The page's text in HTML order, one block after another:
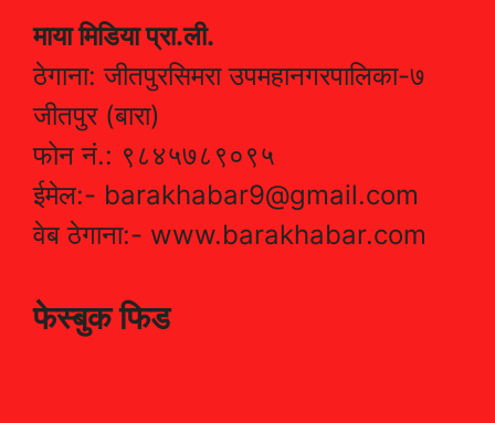
माया मिडिया प्रा.ली.
ठेगाना: जीतपुरसिमरा उपमहानगरपालिका-७
जीतपुर (बारा)
फोन नं.: ९८४५७८९०९५
ईमेल:- barakhabar9@gmail.com
वेब ठेगाना:- www.barakhabar.com
फेस्बुक फिड